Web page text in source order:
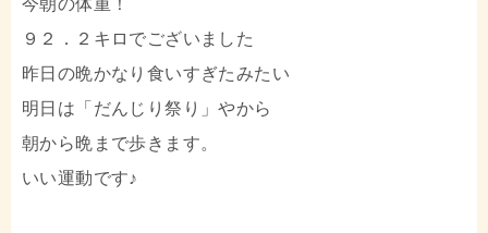
今朝の体重！
９２．２キロでございました
昨日の晩かなり食いすぎたみたい
明日は「だんじり祭り」やから
朝から晩まで歩きます。
いい運動です♪